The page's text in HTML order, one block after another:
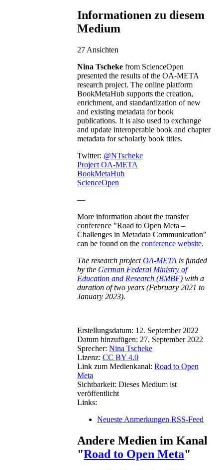
Informationen zu diesem
Medium
27 Ansichten
Nina Tscheke from ScienceOpen
presented the results of the OA-META
research project. The online platform
BookMetaHub supports the creation,
enrichment, and standardization of new
and existing metadata for book
publications. It is also used to exchange
and update interoperable book and chapter
metadata for scholarly book titles.
Twitter: @NTscheke
Project OA-META
BookMetaHub
ScienceOpen
—
More information about the transfer
conference "Road to Open Meta –
Challenges in Metadata Communication"
can be found on the conference website.
The research projectOA-META is funded
by the German Federal Ministry of
Education and Research (BMBF) with a
duration of two years (February 2021 to
January 2023).
Erstellungsdatum: 12. September 2022
Datum hinzufügen: 27. September 2022
Sprecher: Nina Tscheke
Lizenz: CC BY 4.0
Link zum Medienkanal: Road to Open
Meta
Sichtbarkeit: Dieses Medium ist
veröffentlicht
Links:
Neueste Anmerkungen RSS-Feed
Andere Medien im Kanal
"Road to Open Meta"